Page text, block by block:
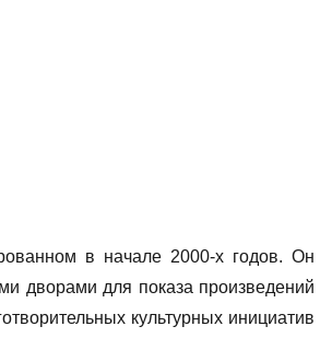
в начале 2000-х годов. Он
дворами для показа произведений
культурных инициатив